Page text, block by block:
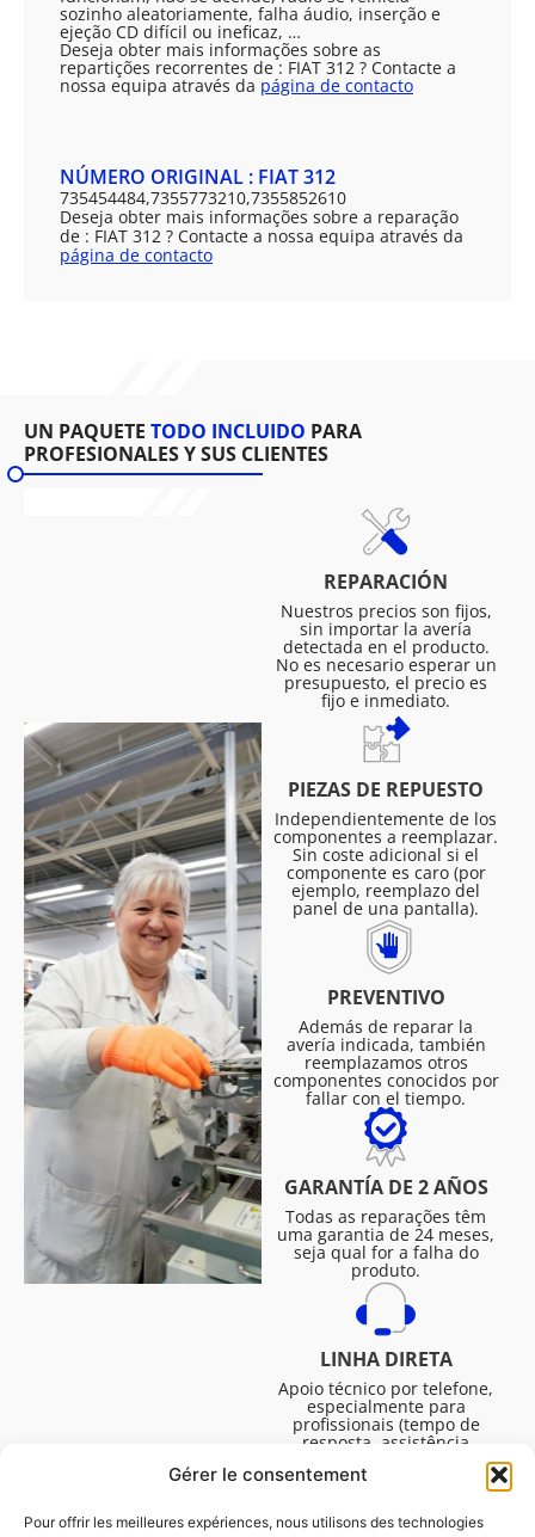
Gérer le consentement
Pour offrir les meilleures expériences, nous utilisons des technologies
sozinho aleatoriamente, falha áudio, inserção e
ejeção CD difícil ou ineficaz, …
Deseja obter mais informações sobre as
repartições recorrentes de : FIAT 312 ? Contacte a
nossa equipa através da página de contacto
NÚMERO ORIGINAL : FIAT 312
735454484,7355773210,7355852610
Deseja obter mais informações sobre a reparação
de : FIAT 312 ? Contacte a nossa equipa através da
página de contacto
UN PAQUETE TODO INCLUIDO PARA
PROFESIONALES Y SUS CLIENTES
REPARACIÓN
Nuestros precios son fijos,
sin importar la avería
detectada en el producto.
No es necesario esperar un
presupuesto, el precio es
fijo e inmediato.
PIEZAS DE REPUESTO
Independientemente de los
componentes a reemplazar.
Sin coste adicional si el
componente es caro (por
ejemplo, reemplazo del
panel de una pantalla).
PREVENTIVO
Además de reparar la
avería indicada, también
reemplazamos otros
componentes conocidos por
fallar con el tiempo.
GARANTÍA DE 2 AÑOS
Todas as reparações têm
uma garantia de 24 meses,
seja qual for a falha do
produto.
LINHA DIRETA
Apoio técnico por telefone,
especialmente para
profissionais (tempo de
resposta, assistência
técnica, etc.). De segunda a
sexta-feira, das 08:30 às